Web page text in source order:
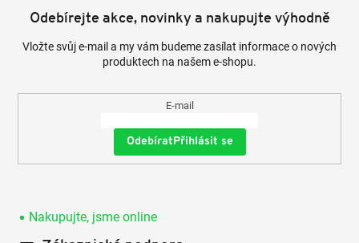
Odebírejte akce, novinky a nakupujte výhodně
Vložte svůj e-mail a my vám budeme zasílat informace o nových
produktech na našem e-shopu.
E-mail
Přihlásit se
Nakupujte, jsme online